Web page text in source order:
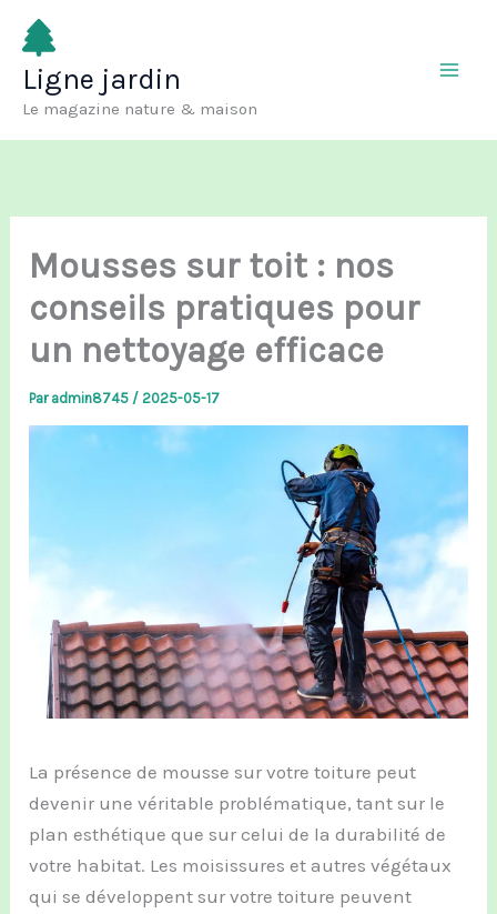
Aller
contenu
Ligne jardin
Le magazine nature & maison
Mousses sur toit : nos
conseils pratiques pour
un nettoyage efficace
Par admin8745 /2025-05-17
La présence de mousse sur votre toiture peut
devenir une véritable problématique, tant sur le
plan esthétique que sur celui de la durabilité de
votre habitat. Les moisissures et autres végétaux
qui se développent sur votre toiture peuvent